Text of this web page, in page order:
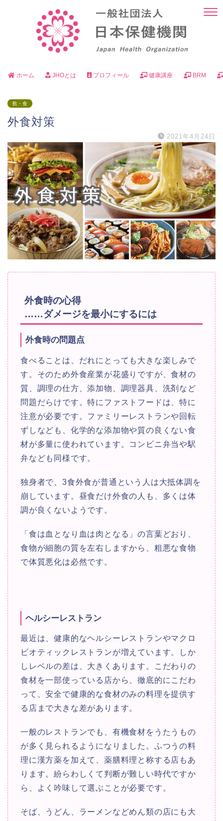
ホーム JHOとは プロフィール 健康講座 BRM
飲・食
外食対策
2021年4月24日
外食時の心得
……ダメージを最小にするには
外食時の問題点
食べることは、だれにとっても大きな楽しみで
す。そのため外食産業が花盛りですが、食材の
質、調理の仕方、添加物、調理器具、洗剤など
問題だらけです。特にファストフードは、特に
注意が必要です。ファミリーレストランや回転
ずしなども、化学的な添加物や質の良くない食
材が多量に使われています。コンビニ弁当や駅
弁なども同様です。
独身者で、3食外食が普通という人は大抵体調を
崩しています。昼食だけ外食の人も、多くは体
調が良くないようです。
「食は血となり血は肉となる」の言葉どおり、
食物が細胞の質を左右しますから、粗悪な食物
で体質悪化は必然です。
ヘルシーレストラン
最近は、健康的なヘルシーレストランやマクロ
ビオティックレストランが増えています。しか
しレベルの差は、大きくあります。こだわりの
食材を一部使っている店から、徹底的にこだわ
って、安全で健康的な食材のみの料理を提供す
る店まで大きな差があります。
一般のレストランでも、有機食材をうたうもの
が多く見られるようになりました。ふつうの料
理に漢方薬を加えて、薬膳料理と称する店もあ
ります。紛らわしくて判断が難しい時代ですか
ら、よく吟味して選ぶことが必要です。
そば、うどん、ラーメンなどめん類の店にも大